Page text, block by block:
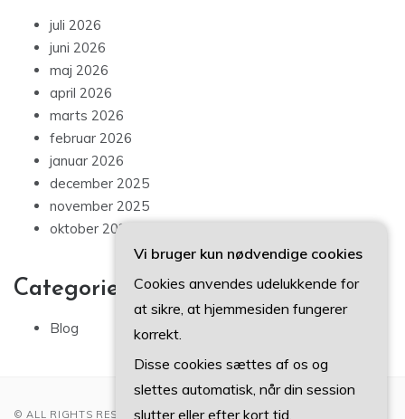
juli 2026
juni 2026
maj 2026
april 2026
marts 2026
februar 2026
januar 2026
december 2025
november 2025
oktober 2025
Categories
Blog
© ALL RIGHTS RESERVED 2022
Vi bruger kun nødvendige cookies
Cookies anvendes udelukkende for
at sikre, at hjemmesiden fungerer
korrekt.
Disse cookies sættes af os og
slettes automatisk, når din session
slutter eller efter kort tid.